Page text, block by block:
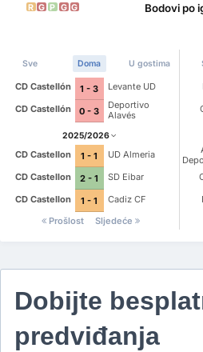
R G P G G
Bodovi po
Sve Doma U gostima
CD Castellón 1 - 3
Levante UD
CD Castellón
0 - 3
Deportivo
Alavés
2025/2026
CD Castellon 1 - 1
UD Almeria
CD Castellon
2 - 1
SD Eibar
CD Castellon
1 - 1
Cadiz CF
Prošlost
Sljedeće
Dobijte
predviđanja